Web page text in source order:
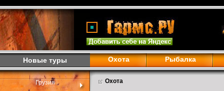
Новые туры Охота Рыбалка
Грузия
Охота